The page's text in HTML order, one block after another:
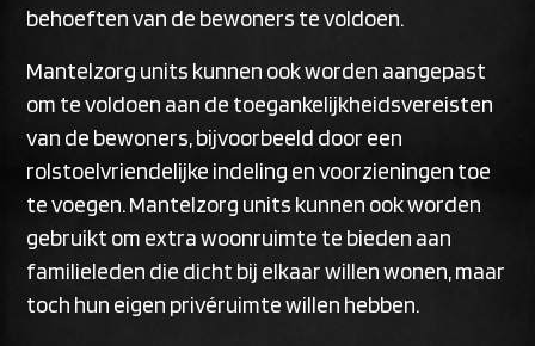
behoeften van de bewoners te voldoen.
Mantelzorg units kunnen ook worden aangepast
om te voldoen aan de toegankelijkheidsvereisten
van de bewoners, bijvoorbeeld door een
rolstoelvriendelijke indeling en voorzieningen toe
te voegen. Mantelzorg units kunnen ook worden
gebruikt om extra woonruimte te bieden aan
familieleden die dicht bij elkaar willen wonen, maar
toch hun eigen privéruimte willen hebben.